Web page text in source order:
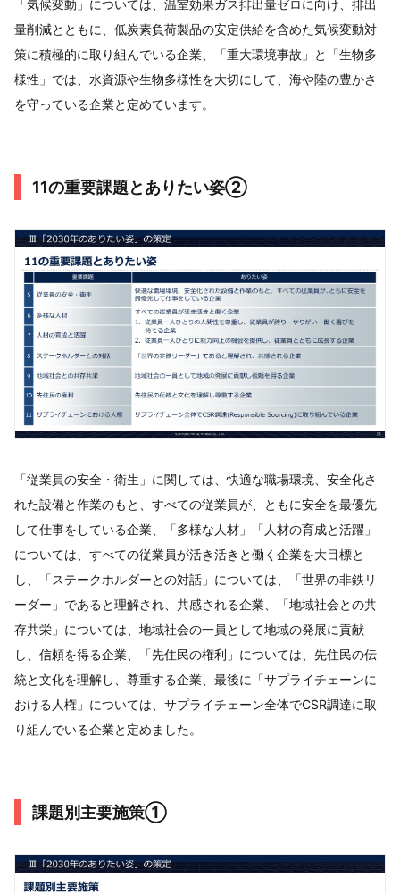
「気候変動」については、温室効果ガス排出量ゼロに向け、排出
量削減とともに、低炭素負荷製品の安定供給を含めた気候変動対
策に積極的に取り組んでいる企業、「重大環境事故」と「生物多
様性」では、水資源や生物多様性を大切にして、海や陸の豊かさ
を守っている企業と定めています。
11の重要課題とありたい姿②
「従業員の安全・衛生」に関しては、快適な職場環境、安全化さ
れた設備と作業のもと、すべての従業員が、ともに安全を最優先
して仕事をしている企業、「多様な人材」「人材の育成と活躍」
については、すべての従業員が活き活きと働く企業を大目標と
し、「ステークホルダーとの対話」については、「世界の非鉄リ
ーダー」であると理解され、共感される企業、「地域社会との共
存共栄」については、地域社会の一員として地域の発展に貢献
し、信頼を得る企業、「先住民の権利」については、先住民の伝
統と文化を理解し、尊重する企業、最後に「サプライチェーンに
おける人権」については、サプライチェーン全体でCSR調達に取
り組んでいる企業と定めました。
課題別主要施策①